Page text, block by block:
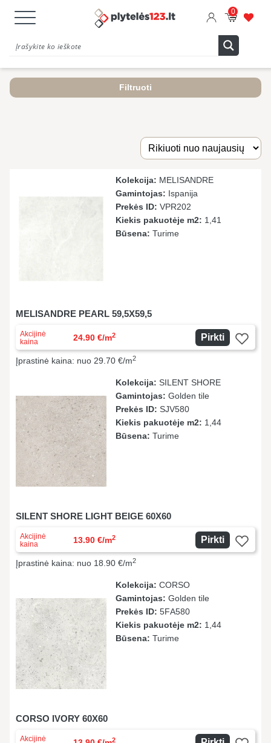
0
Filtruoti
Kolekcija: MELISANDRE
Gamintojas: Ispanija
Prekės ID: VPR202
Kiekis pakuotėje m2: 1,41
Būsena: Turime
MELISANDRE PEARL 59,5X59,5
Akcijinė
kaina
24.90 €/m2 Pirkti
Įprastinė kaina: nuo 29.70 €/m2
Kolekcija: SILENT SHORE
Gamintojas: Golden tile
Prekės ID: SJV580
Kiekis pakuotėje m2: 1,44
Būsena: Turime
SILENT SHORE LIGHT BEIGE 60X60
Akcijinė
kaina
13.90 €/m2 Pirkti
Įprastinė kaina: nuo 18.90 €/m2
Kolekcija: CORSO
Gamintojas: Golden tile
Prekės ID: 5FА580
Kiekis pakuotėje m2: 1,44
Būsena: Turime
CORSO IVORY 60X60
Akcijinė
2